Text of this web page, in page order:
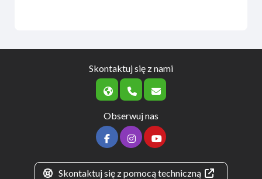
Skontaktuj się z nami
Obserwuj nas
Skontaktuj się z pomocą techniczną